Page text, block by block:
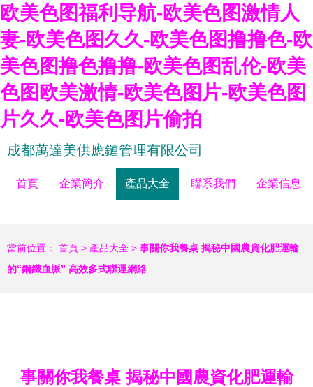
欧美色图福利导航-欧美色图激情人
妻-欧美色图久久-欧美色图撸撸色-欧
美色图撸色撸撸-欧美色图乱伦-欧美
色图欧美激情-欧美色图片-欧美色图
片久久-欧美色图片偷拍
成都萬達美供應鏈管理有限公司
首頁 企業簡介 產品大全 聯系我們 企業信息
當前位置： 首頁 > 產品大全 > 事關你我餐桌 揭秘中國農資化肥運輸
的“鋼鐵血脈” 高效多式聯運網絡
事關你我餐桌 揭秘中國農資化肥運輸